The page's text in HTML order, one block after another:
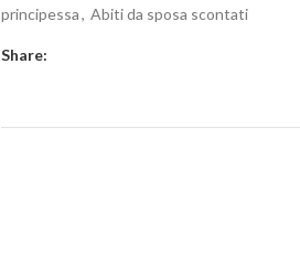
principessa, Abiti da sposa scontati
Share: